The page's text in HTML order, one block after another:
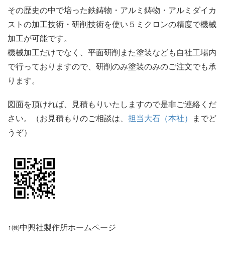
その歴史の中で培った鉄鋳物・アルミ鋳物・アルミダイカ
ストの加工技術・研削技術を使い５ミクロンの精度で機械
加工が可能です。
機械加工だけでなく、平面研削また塗装なども自社工場内
で行っておりますので、研削のみ塗装のみのご注文でも承
ります。
図面を頂ければ、見積もりいたしますので是非ご連絡くだ
さい。（お見積もりのご相談は、 担当大石（本社）
までど
うぞ）
↑㈱中興社製作所ホームページ